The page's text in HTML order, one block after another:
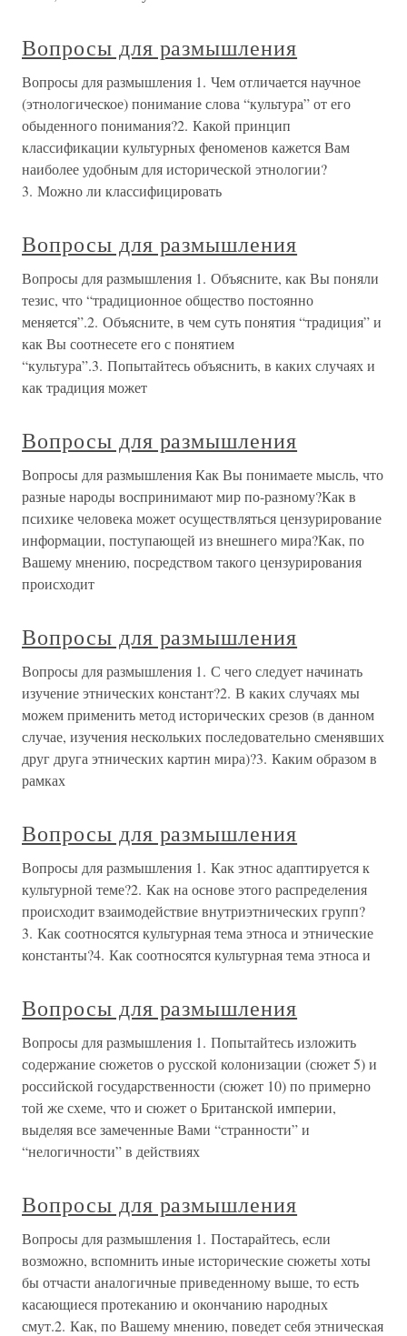
Вопросы для размышления
Вопросы для размышления 1. Чем отличается научное
(этнологическое) понимание слова “культура” от его
обыденного понимания?2. Какой принцип
классификации культурных феноменов кажется Вам
наиболее удобным для исторической этнологии?
3. Можно ли классифицировать
Вопросы для размышления
Вопросы для размышления 1. Объясните, как Вы поняли
тезис, что “традиционное общество постоянно
меняется”.2. Объясните, в чем суть понятия “традиция” и
как Вы соотнесете его с понятием
“культура”.3. Попытайтесь объяснить, в каких случаях и
как традиция может
Вопросы для размышления
Вопросы для размышления Как Вы понимаете мысль, что
разные народы воспринимают мир по-разному?Как в
психике человека может осуществляться цензурирование
информации, поступающей из внешнего мира?Как, по
Вашему мнению, посредством такого цензурирования
происходит
Вопросы для размышления
Вопросы для размышления 1. С чего следует начинать
изучение этнических констант?2. В каких случаях мы
можем применить метод исторических срезов (в данном
случае, изучения нескольких последовательно сменявших
друг друга этнических картин мира)?3. Каким образом в
рамках
Вопросы для размышления
Вопросы для размышления 1. Как этнос адаптируется к
культурной теме?2. Как на основе этого распределения
происходит взаимодействие внутриэтнических групп?
3. Как соотносятся культурная тема этноса и этнические
константы?4. Как соотносятся культурная тема этноса и
Вопросы для размышления
Вопросы для размышления 1. Попытайтесь изложить
содержание сюжетов о русской колонизации (сюжет 5) и
российской государственности (сюжет 10) по примерно
той же схеме, что и сюжет о Британской империи,
выделяя все замеченные Вами “странности” и
“нелогичности” в действиях
Вопросы для размышления
Вопросы для размышления 1. Постарайтесь, если
возможно, вспомнить иные исторические сюжеты хоты
бы отчасти аналогичные приведенному выше, то есть
касающиеся протеканию и окончанию народных
смут.2. Как, по Вашему мнению, поведет себя этническая